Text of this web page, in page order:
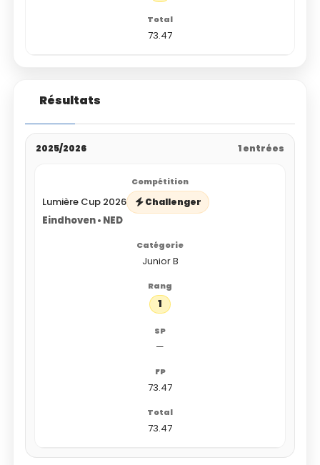
73.47
Résultats
2025/2026 1 entrées
Lumière Cup 2026 Challenger
Eindhoven • NED
Junior B
1
—
73.47
73.47